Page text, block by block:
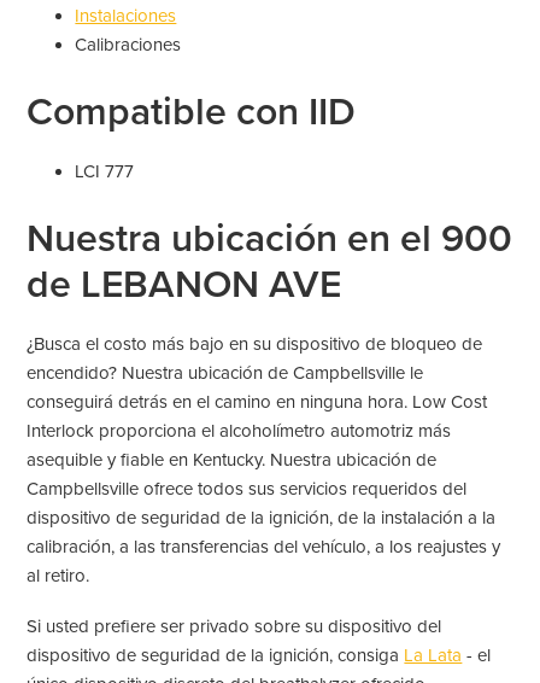
Instalaciones
Calibraciones
Compatible con IID
LCI 777
Nuestra ubicación en el 900
de LEBANON AVE
¿Busca el costo más bajo en su dispositivo de bloqueo de
encendido? Nuestra ubicación de Campbellsville le
conseguirá detrás en el camino en ninguna hora. Low Cost
Interlock proporciona el alcoholímetro automotriz más
asequible y fiable en Kentucky. Nuestra ubicación de
Campbellsville ofrece todos sus servicios requeridos del
dispositivo de seguridad de la ignición, de la instalación a la
calibración, a las transferencias del vehículo, a los reajustes y
al retiro.
Si usted prefiere ser privado sobre su dispositivo del
dispositivo de seguridad de la ignición, consiga La Lata - el